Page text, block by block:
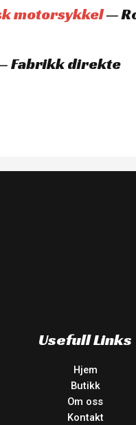
motorsykkel—
Fabrikk direkte
Usefull Links
Hjem
Butikk
Om oss
Kontakt